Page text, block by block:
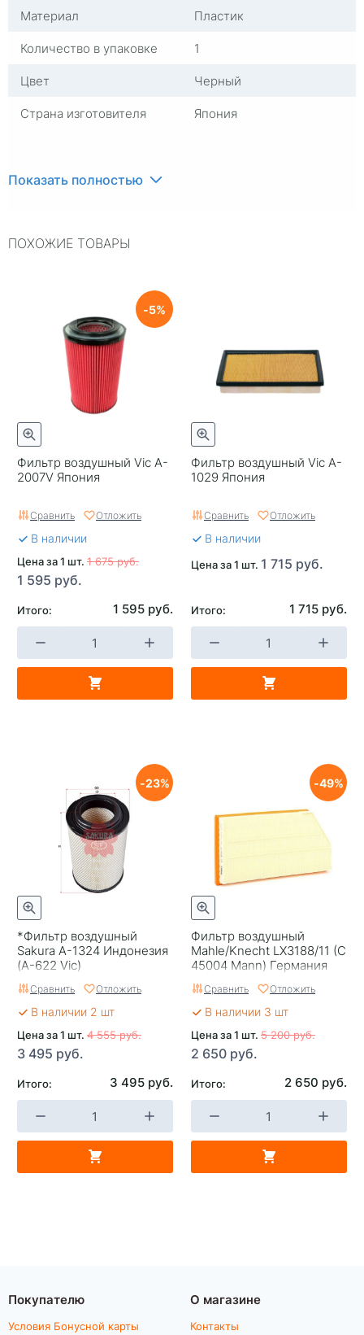
Материал
Пластик
Количество в упаковке
1
Цвет
Черный
Страна изготовителя
Япония
Показать полностью
ПОХОЖИЕ ТОВАРЫ
Фильтр воздушный Vic A-
2007V Япония
5
Сравнить Отложить
В наличии
Цена за 1 шт. 1 675 руб.
1 595 руб.
Итого: 1 595 руб.
Фильтр воздушный Vic A-
1029 Япония
Сравнить Отложить
В наличии
Цена за 1 шт. 1 715 руб.
Итого: 1 715 руб.
*Фильтр воздушный
Sakura A-1324 Индонезия
(A-622 Vic)
23
Сравнить Отложить
В наличии 2 шт
Цена за 1 шт. 4 555 руб.
3 495 руб.
Итого: 3 495 руб.
Фильтр воздушный
Mahle/Knecht LX3188/11 (C
45004 Mann) Германия
49
Сравнить Отложить
В наличии 3 шт
Цена за 1 шт. 5 200 руб.
2 650 руб.
Итого: 2 650 руб.
Покупателю
Условия Бонусной карты
О магазине
Контакты